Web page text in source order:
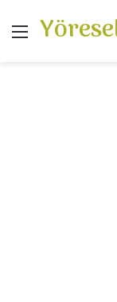
Menü